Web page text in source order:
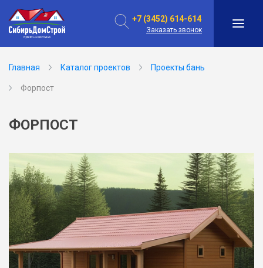
+7 (3452) 614-614
Заказать звонок
Главная Каталог проектов Проекты бань
Форпост
ФОРПОСТ